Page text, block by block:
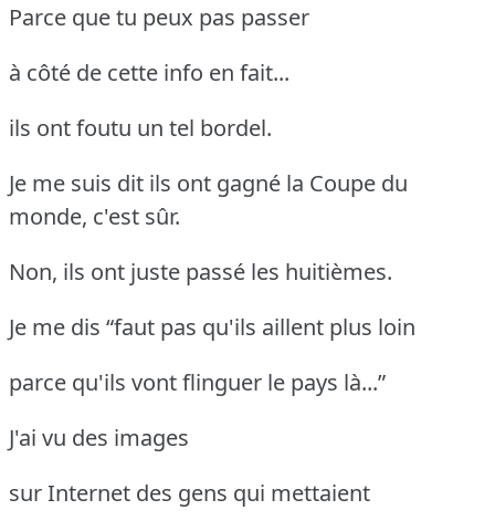
Parce que tu peux pas passer
à côté de cette info en fait...
ils ont foutu un tel bordel.
Je me suis dit ils ont gagné la Coupe du
monde, c'est sûr.
Non, ils ont juste passé les huitièmes.
Je me dis “faut pas qu'ils aillent plus loin
parce qu'ils vont flinguer le pays là...”
J'ai vu des images
sur Internet des gens qui mettaient